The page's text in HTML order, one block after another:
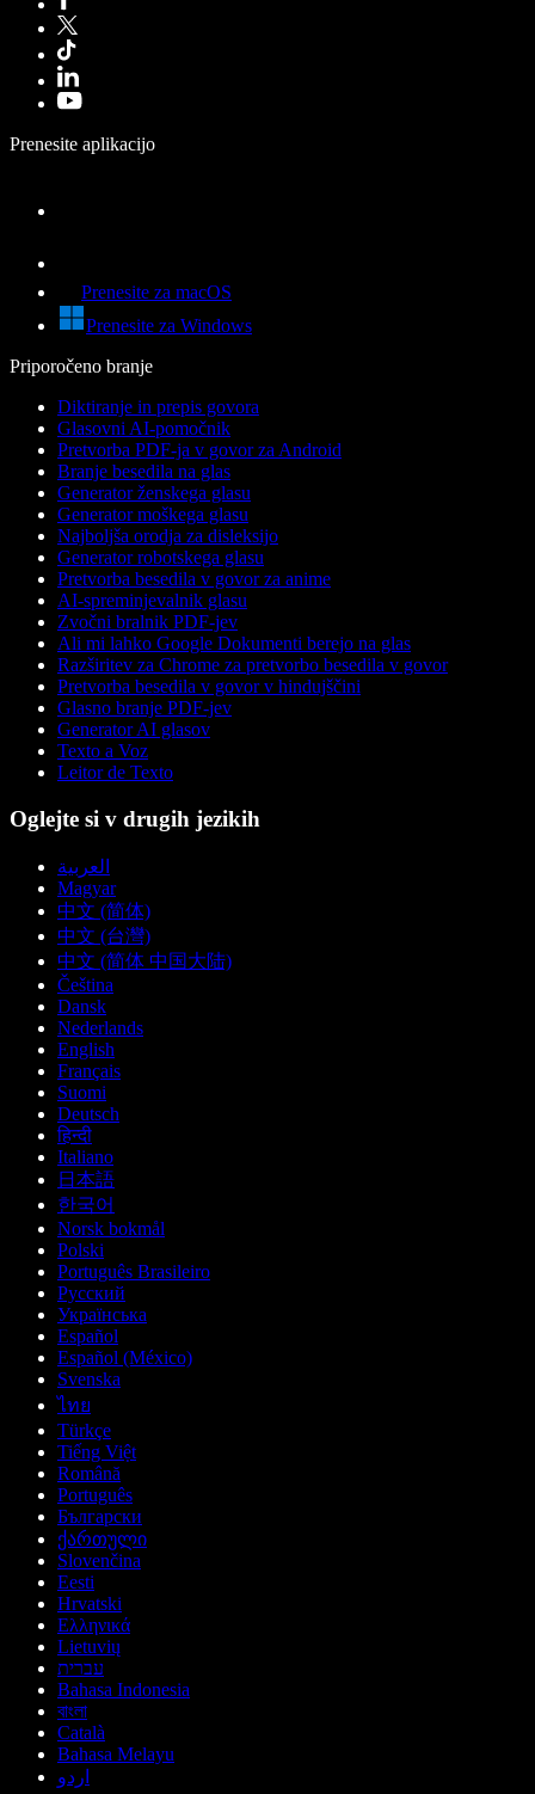
Prenesite aplikacijo
Prenesite za macOS
Prenesite za Windows
Priporočeno branje
Diktiranje in prepis govora
Glasovni AI-pomočnik
Pretvorba PDF-ja v govor za Android
Branje besedila na glas
Generator ženskega glasu
Generator moškega glasu
Najboljša orodja za disleksijo
Generator robotskega glasu
Pretvorba besedila v govor za anime
AI-spreminjevalnik glasu
Zvočni bralnik PDF-jev
Ali mi lahko Google Dokumenti berejo na glas
Razširitev za Chrome za pretvorbo besedila v govor
Pretvorba besedila v govor v hindujščini
Glasno branje PDF-jev
Generator AI glasov
Texto a Voz
Leitor de Texto
Oglejte si v drugih jezikih
العربية
Magyar
中文 (简体)
中文 (台灣)
中文 (简体 中国大陆)
Čeština
Dansk
Nederlands
English
Français
Suomi
Deutsch
हिन्दी
Italiano
日本語
한국어
Norsk bokmål
Polski
Português Brasileiro
Русский
Українська
Español
Español (México)
Svenska
ไทย
Türkçe
Tiếng Việt
Română
Português
Български
ქართული
Slovenčina
Eesti
Hrvatski
Ελληνικά
Lietuvių
עברית
Bahasa Indonesia
বাংলা
Català
Bahasa Melayu
اردو